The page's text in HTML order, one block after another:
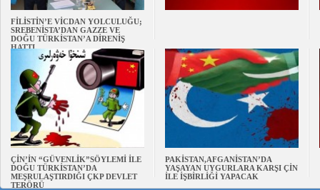
FİLİSTİN’E VİCDAN YOLCULUĞU;
SREBENİSTA’DAN GAZZE VE
DOĞU TÜRKİSTAN’A DİRENİŞ
HATTI
ÇİN’İN “GÜVENLİK”SÖYLEMİ İLE
DOĞU TÜRKİSTAN’DA
MEŞRULAŞTIRDIĞI ÇKP DEVLET
TERÖRÜ
PAKİSTAN,AFGANİSTAN’DA
YAŞAYAN UYGURLARA KARŞI ÇİN
İLE İŞBİRLİĞİ YAPACAK